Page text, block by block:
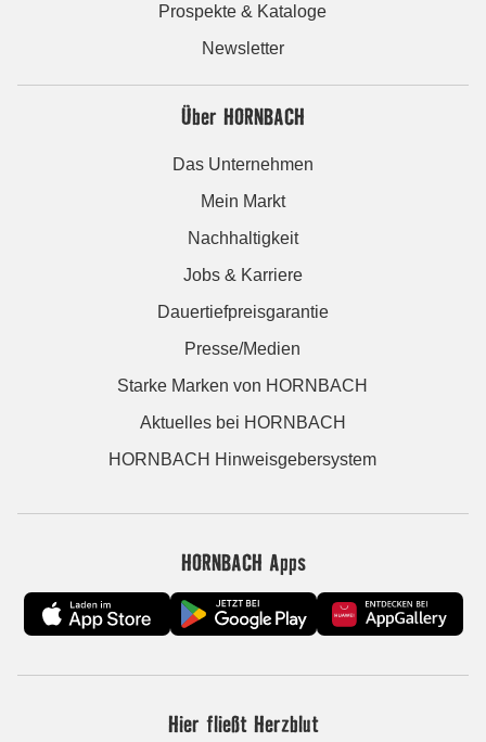
Prospekte & Kataloge
Newsletter
Über HORNBACH
Das Unternehmen
Mein Markt
Nachhaltigkeit
Jobs & Karriere
Dauertiefpreisgarantie
Presse/Medien
Starke Marken von HORNBACH
Aktuelles bei HORNBACH
HORNBACH Hinweisgebersystem
HORNBACH Apps
Hier fließt Herzblut